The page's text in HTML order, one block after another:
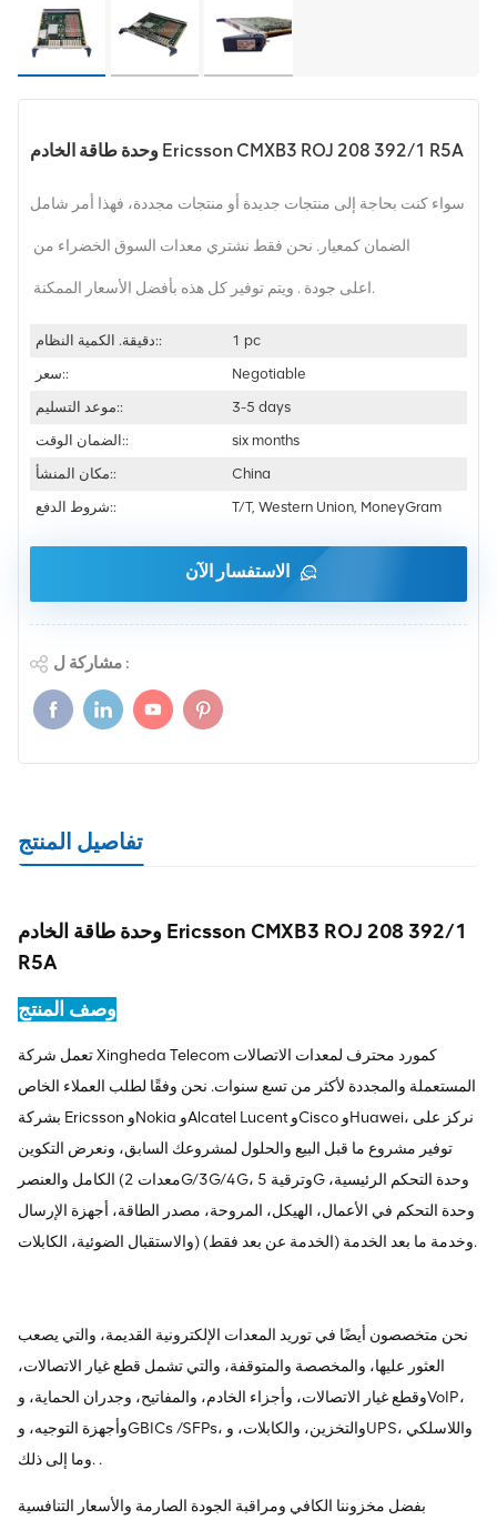
وحدة طاقة الخادم Ericsson CMXB3 ROJ 208 392/1 R5A
سواء كنت بحاجة إلى منتجات جديدة أو منتجات مجددة، فهذا أمر شامل
الضمان كمعيار. نحن فقط نشتري معدات السوق الخضراء من
اعلى جودة . ويتم توفير كل هذه بأفضل الأسعار الممكنة.
دقيقة. الكمية النظام::
1 pc
سعر::
Negotiable
موعد التسليم::
3-5 days
الضمان الوقت::
six months
مكان المنشأ::
China
شروط الدفع::
T/T, Western Union, MoneyGram
الاستفسار الآن
مشاركة ل :
تفاصيل المنتج
وحدة طاقة الخادم Ericsson CMXB3 ROJ 208 392/1
R5A
وصف المنتج
تعمل شركة Xingheda Telecom كمورد محترف لمعدات الاتصالات
المستعملة والمجددة لأكثر من تسع سنوات. نحن وفقًا لطلب العملاء الخاص
بشركة Ericsson وNokia وAlcatel Lucent وCisco وHuawei، نركز على
توفير مشروع ما قبل البيع والحلول لمشروعك السابق، ونعرض التكوين
الكامل والعنصر (معدات 2G/3G/4G، وترقية 5G وحدة التحكم الرئيسية،
وحدة التحكم في الأعمال، الهيكل، المروحة، مصدر الطاقة، أجهزة الإرسال
والاستقبال الضوئية، الكابلات) وخدمة ما بعد الخدمة (الخدمة عن بعد فقط).
نحن متخصصون أيضًا في توريد المعدات الإلكترونية القديمة، والتي يصعب
العثور عليها، والمخصصة والمتوقفة، والتي تشمل قطع غيار الاتصالات،
وقطع غيار الاتصالات، وأجزاء الخادم، والمفاتيح، وجدران الحماية، وVoIP،
وأجهزة التوجيه، وGBICs /SFPs، والتخزين، والكابلات، وUPS، واللاسلكي
وما إلى ذلك. .
بفضل مخزوننا الكافي ومراقبة الجودة الصارمة والأسعار التنافسية